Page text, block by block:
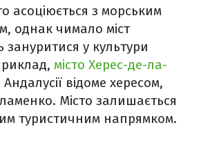
асоціюється з морським
однак чимало міст
у культури
місто Херес-де-ла-
Андалусії відоме хересом,
Місто залишається
туристичним напрямком.